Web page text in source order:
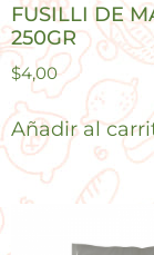
FUSILLI DE
250GR
$4,00
Añadir al